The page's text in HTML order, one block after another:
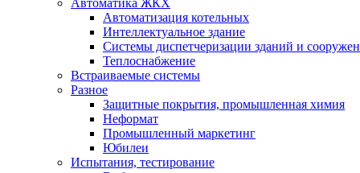
Автоматика ЖКХ
Автоматизация котельных
Интеллектуальное здание
Системы диспетчеризации зданий и
Теплоснабжение
Встраиваемые системы
Разное
Защитные покрытия, промышленная химия
Неформат
Промышленный маркетинг
Юбилеи
Испытания, тестирование